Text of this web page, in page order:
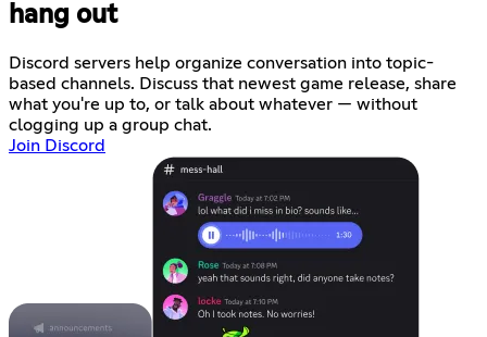
hang out
Discord servers help organize conversation into topic-
based channels. Discuss that newest game release, share
what you're up to, or talk about whatever — without
clogging up a group chat.
Join Discord